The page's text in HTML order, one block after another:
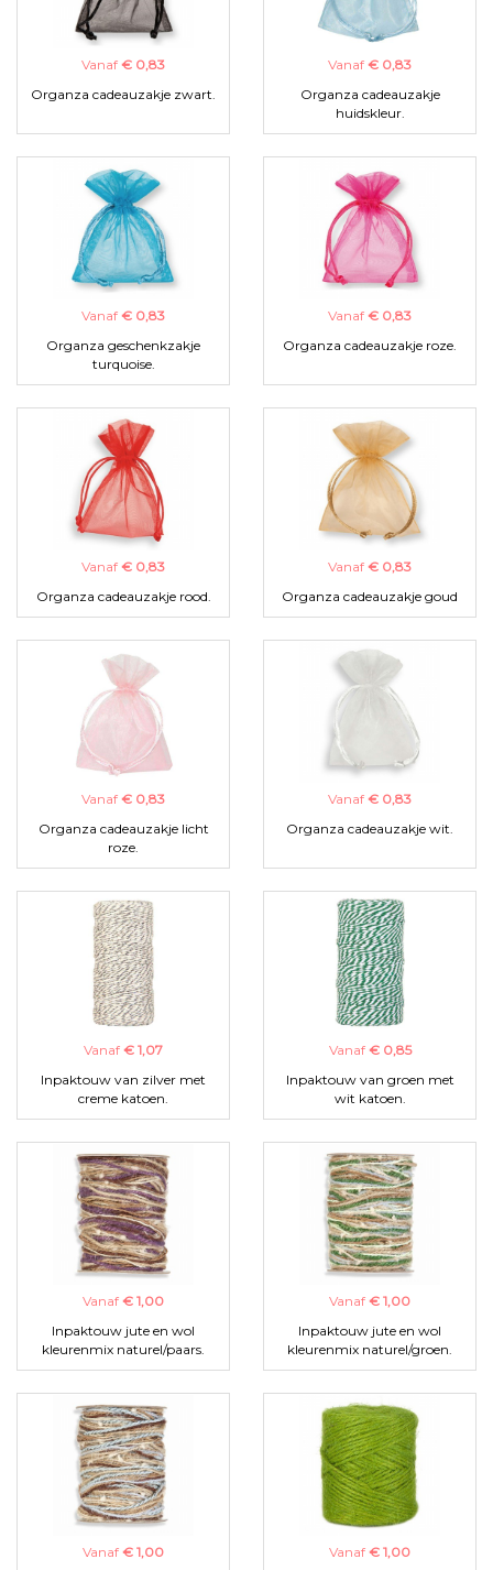
Vanaf € 0,83
Organza cadeauzakje zwart.
Vanaf € 0,83
Organza cadeauzakje
huidskleur.
Vanaf € 0,83
Organza geschenkzakje
turquoise.
Vanaf € 0,83
Organza cadeauzakje roze.
Vanaf € 0,83
Organza cadeauzakje rood.
Vanaf € 0,83
Organza cadeauzakje goud
Vanaf € 0,83
Organza cadeauzakje licht
roze.
Vanaf € 0,83
Organza cadeauzakje wit.
Vanaf € 1,07
Inpaktouw van zilver met
creme katoen.
Vanaf € 0,85
Inpaktouw van groen met
wit katoen.
Vanaf € 1,00
Inpaktouw jute en wol
kleurenmix naturel/paars.
Vanaf € 1,00
Inpaktouw jute en wol
kleurenmix naturel/groen.
Vanaf € 1,00 Vanaf € 1,00